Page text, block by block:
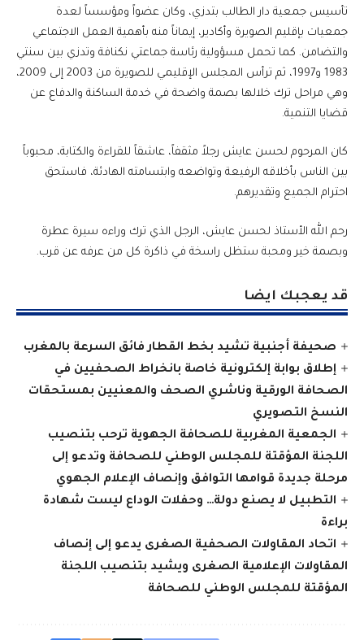
تأسيس جمعية دار الطالب بتدزي، وكان عضواً ومؤسساً لعدة
جمعيات بإقليم الصويرة وأكادير، إيماناً منه بأهمية العمل الاجتماعي
والتضامن. كما تحمل مسؤولية رئاسة جماعتي نكنافة وتدزي بين سنتي
1983 و1997، ثم ترأس المجلس الإقليمي للصويرة من 2003 إلى 2009،
وهي مراحل ترك خلالها بصمة واضحة في خدمة الساكنة والدفاع عن
قضايا التنمية.
كان المرحوم لحسن عايش رجلاً مثقفاً، عاشقاً للقراءة والكتابة، محبوباً
بين الناس بأخلاقه الرفيعة وتواضعه وابتسامته الهادئة، فاستحق
احترام الجميع وتقديرهم.
رحم الله الأستاذ لحسن عايش، الرجل الذي ترك وراءه سيرة عطرة
وبصمة خير ومحبة ستظل راسخة في ذاكرة كل من عرفه عن قرب.
قد يعجبك ايضا
صحيفة أجنبية تشيد بخط القطار فائق السرعة بالمغرب
إطلاق بوابة إلكترونية خاصة بانخراط الصحفيين في
الصحافة الورقية وناشري الصحف والمعنيين بمستحقات
النسخ التصويري
الجمعية المغربية للصحافة الجهوية ترحب بتنصيب
اللجنة المؤقتة للمجلس الوطني للصحافة وتدعو إلى
مرحلة جديدة قوامها التوافق وإنصاف الإعلام الجهوي
التطبيل لا يصنع دولة… وحفلات الوداع ليست شهادة
براءة
اتحاد المقاولات الصحفية الصغرى يدعو إلى إنصاف
المقاولات الإعلامية الصغرى ويشيد بتنصيب اللجنة
المؤقتة للمجلس الوطني للصحافة